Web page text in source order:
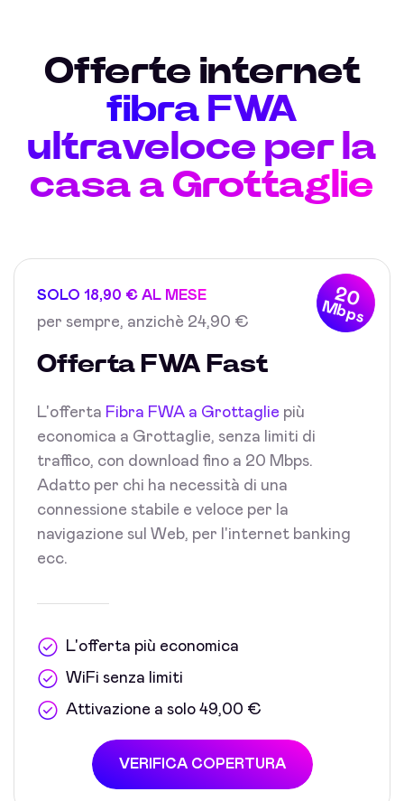
Offerte internet
fibra FWA
ultraveloce per la
casa a Grottaglie
20
Mbps
SOLO 18,90 € AL MESE
per sempre, anzichè 24,90 €
Offerta FWA Fast
L'offerta Fibra FWA a Grottaglie più
economica a Grottaglie, senza limiti di
traffico, con download fino a 20 Mbps.
Adatto per chi ha necessità di una
connessione stabile e veloce per la
navigazione sul Web, per l'internet banking
ecc.
L'offerta più economica
WiFi senza limiti
Attivazione a solo 49,00 €
VERIFICA COPERTURA